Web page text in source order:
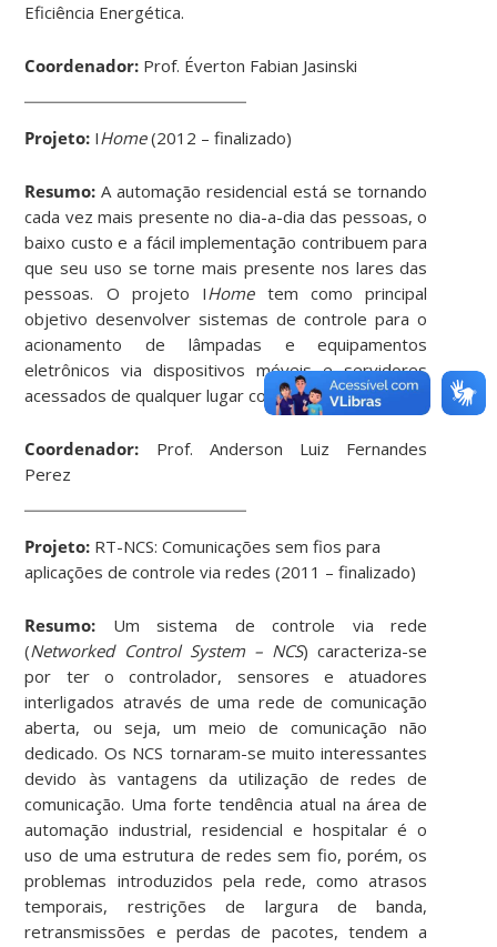
Eficiência Energética.
Coordenador: Prof. Éverton Fabian Jasinski
Projeto: IHome(2012 – finalizado)
Resumo:A automação residencial está se tornando
cada vez mais presente no dia-a-dia das pessoas, o
baixo custo e a fácil implementação contribuem para
que seu uso se torne mais presente nos lares das
pessoas. O projeto IHometem como principal
objetivo desenvolver sistemas de controle para o
acionamento de lâmpadas e equipamentos
eletrônicos via dispositivos móveis e servidores
acessados de qualquer lugar com acesso a internet.
Coordenador: Prof. Anderson Luiz Fernandes
Perez
Projeto: RT-NCS: Comunicações sem fios para
aplicações de controle via redes (2011 – finalizado)
Resumo: Um sistema de controle via rede
(Networked Control System – NCS) caracteriza-se
por ter o controlador, sensores e atuadores
interligados através de uma rede de comunicação
aberta, ou seja, um meio de comunicação não
dedicado. Os NCS tornaram-se muito interessantes
devido às vantagens da utilização de redes de
comunicação. Uma forte tendência atual na área de
automação industrial, residencial e hospitalar é o
uso de uma estrutura de redes sem fio, porém, os
problemas introduzidos pela rede, como atrasos
temporais, restrições de largura de banda,
retransmissões e perdas de pacotes, tendem a